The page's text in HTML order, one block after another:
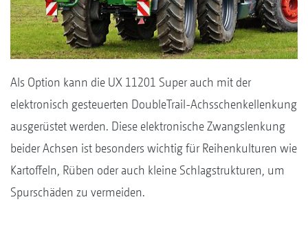
Als Option kann die UX 11201 Super auch mit der
elektronisch gesteuerten DoubleTrail-Achsschenkellenkung
ausgerüstet werden. Diese elektronische Zwangslenkung
beider Achsen ist besonders wichtig für Reihenkulturen wie
Kartoffeln, Rüben oder auch kleine Schlagstrukturen, um
Spurschäden zu vermeiden.